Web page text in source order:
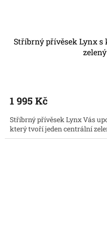
Stříbrný přívěsek Lynx
1 995 Kč
Stříbrný přívěsek Lynx Vás
který tvoří jeden centrální